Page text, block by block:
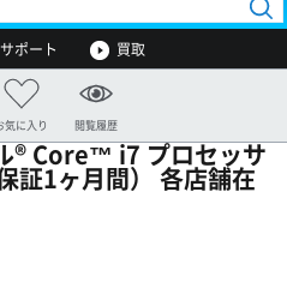
ポート 買取
気に入り 閲覧履歴
® Core™ i7 プロセッサ
証1ヶ月間） 各店舗在